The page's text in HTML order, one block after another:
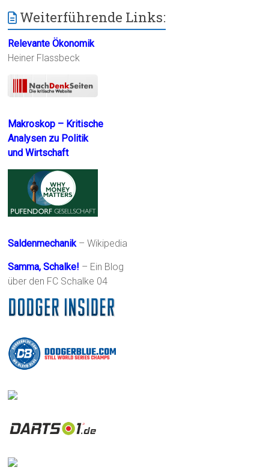
Weiterführende Links:
Relevante Ökonomik
Heiner Flassbeck
Makroskop – Kritische
Analysen zu Politik
und Wirtschaft
Saldenmechanik– Wikipedia
Samma, Schalke! – Ein Blog
über den FC Schalke 04